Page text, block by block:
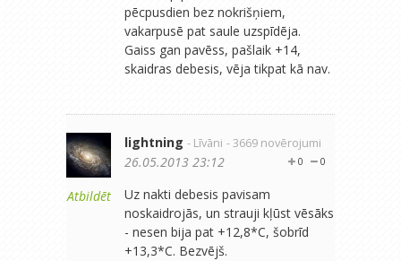
pēcpusdien bez nokrišņiem,
vakarpusē pat saule uzspīdēja.
Gaiss gan pavēss, pašlaik +14,
skaidras debesis, vēja tikpat kā nav.
Atbildēt
lightning - Līvāni - 3669 novērojumi
0
0
26.05.2013 23:12
Uz nakti debesis pavisam
noskaidrojās, un strauji kļūst vēsāks
- nesen bija pat +12,8*C, šobrīd
+13,3*C. Bezvējš.